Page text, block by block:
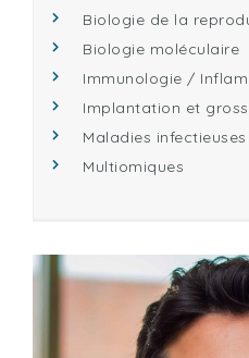
Biologie de la
Biologie moléculaire
Immunologie /
Implantation et
Maladies
Multiomiques